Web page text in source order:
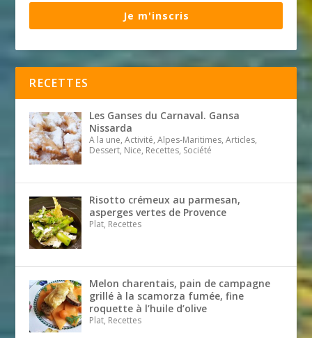
Je m'inscris
RECETTES
Les Ganses du Carnaval. Gansa
Nissarda
A la une, Activité, Alpes-Maritimes, Articles,
Dessert, Nice, Recettes, Société
Risotto crémeux au parmesan,
asperges vertes de Provence
Plat, Recettes
Melon charentais, pain de campagne
grillé à la scamorza fumée, fine
roquette à l’huile d’olive
Plat, Recettes